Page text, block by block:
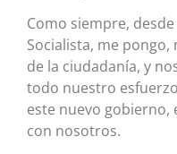
Como siempre,
Socialista, me
de la ciudadanía, y
todo nuestro
este nuevo gobierno,
con nosotros.